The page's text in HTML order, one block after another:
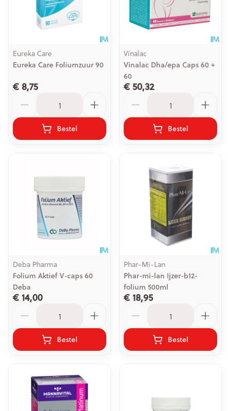
Eureka Care
Eureka Care Foliumzuur 90
€ 8,75
Bestel
Vinalac
Vinalac Dha/epa Caps 60 +
60
€ 50,32
Bestel
Deba Pharma
Folium Aktief V-caps 60
Deba
€ 14,00
Bestel
Phar-Mi-Lan
Phar-mi-lan Ijzer-b12-
folium 500ml
€ 18,95
Bestel